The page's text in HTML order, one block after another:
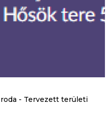
- Tervezett területi